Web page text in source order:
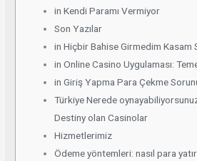
in Kendi Paramı Vermiyor
Son Yazılar
in Hiçbir Bahise Girmedim Kasam
in Online Casino Uygulaması:
in Giriş Yapma Para Çekme
Türkiye Nerede
Destiny olan Casinolar
Hizmetlerimiz
Ödeme yöntemleri: nasıl para